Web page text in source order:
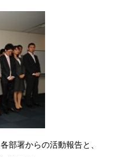
部署からの活動報告と、